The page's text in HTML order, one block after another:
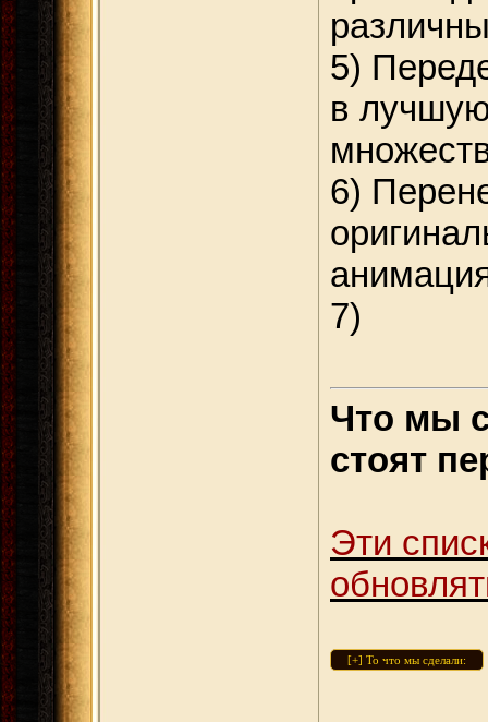
5)
в
6)
7)
Что мы
стоят
Эти